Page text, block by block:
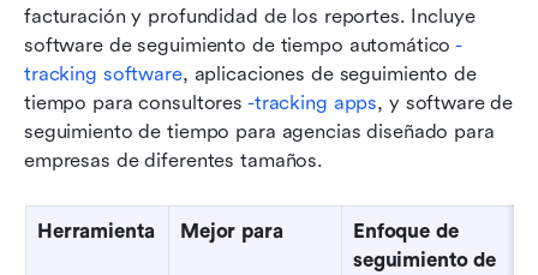
facturación y profundidad de los reportes. Incluye
software de seguimiento de tiempo automático -
tracking software, aplicaciones de seguimiento de
tiempo para consultores -tracking apps, y software de
seguimiento de tiempo para agencias diseñado para
empresas de diferentes tamaños.
Herramienta Mejor para
Enfoque de
seguimiento de